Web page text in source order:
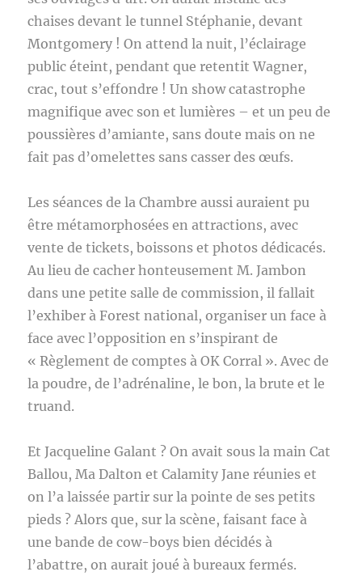
chaises devant le tunnel Stéphanie, devant
Montgomery ! On attend la nuit, l’éclairage
public éteint, pendant que retentit Wagner,
crac, tout s’effondre ! Un show catastrophe
magnifique avec son et lumières – et un peu de
poussières d’amiante, sans doute mais on ne
fait pas d’omelettes sans casser des œufs.
Les séances de la Chambre aussi auraient pu
être métamorphosées en attractions, avec
vente de tickets, boissons et photos dédicacés.
Au lieu de cacher honteusement M. Jambon
dans une petite salle de commission, il fallait
l’exhiber à Forest national, organiser un face à
face avec l’opposition en s’inspirant de
« Règlement de comptes à OK Corral ». Avec de
la poudre, de l’adrénaline, le bon, la brute et le
truand.
Et Jacqueline Galant ? On avait sous la main Cat
Ballou, Ma Dalton et Calamity Jane réunies et
on l’a laissée partir sur la pointe de ses petits
pieds ? Alors que, sur la scène, faisant face à
une bande de cow-boys bien décidés à
l’abattre, on aurait joué à bureaux fermés.